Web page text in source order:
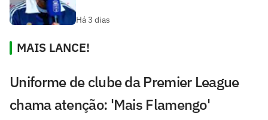
Há 3 dias
MAIS LANCE!
Uniforme de clube da Premier League
chama atenção: 'Mais Flamengo'